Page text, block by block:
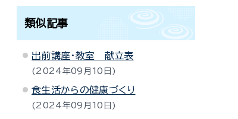
類似記事
出前講座・教室 献立表
2024年09月10日
食生活からの健康づくり
2024年09月10日